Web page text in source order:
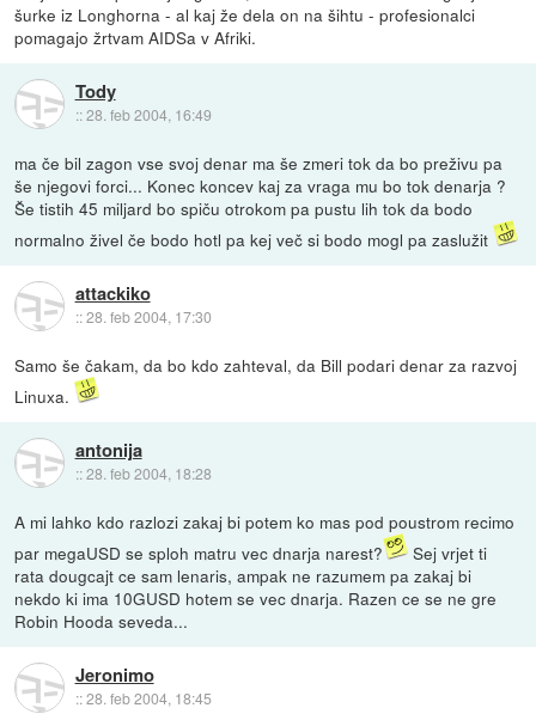
šurke iz Longhorna - al kaj že dela on na šihtu - profesionalci
pomagajo žrtvam AIDSa v Afriki.
Tody
::28. feb 2004, 16:49
ma če bil zagon vse svoj denar ma še zmeri tok da bo preživu pa
še njegovi forci... Konec koncev kaj za vraga mu bo tok denarja ?
Še tistih 45 miljard bo spiču otrokom pa pustu lih tok da bodo
normalno živel če bodo hotl pa kej več si bodo mogl pa zaslužit
attackiko
::28. feb 2004, 17:30
Samo še čakam, da bo kdo zahteval, da Bill podari denar za razvoj
Linuxa.
antonija
::28. feb 2004, 18:28
A mi lahko kdo razlozi zakaj bi potem ko mas pod poustrom recimo
par megaUSD se sploh matru vec dnarja narest?
Sej vrjet ti
rata dougcajt ce sam lenaris, ampak ne razumem pa zakaj bi
nekdo ki ima 10GUSD hotem se vec dnarja. Razen ce se ne gre
Robin Hooda seveda...
Jeronimo
::28. feb 2004, 18:45